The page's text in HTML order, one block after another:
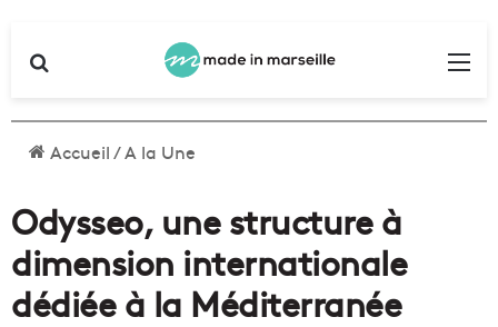
Accueil/A la Une
Odysseo, une structure à
dimension internationale
dédiée à la Méditerranée